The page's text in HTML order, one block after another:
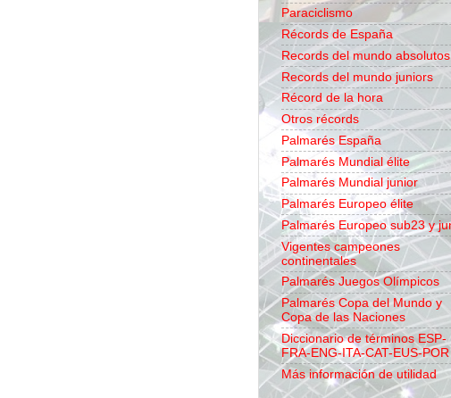
Paraciclismo
Récords de España
Records del mundo absolutos
Records del mundo juniors
Récord de la hora
Otros récords
Palmarés España
Palmarés Mundial élite
Palmarés Mundial junior
Palmarés Europeo élite
Palmarés Europeo sub23 y
Vigentes campeones
continentales
Palmarés Juegos Olímpicos
Palmarés Copa del Mundo y
Copa de las Naciones
Diccionario de términos ESP-
FRA-ENG-ITA-CAT-EUS-POR
Más información de utilidad